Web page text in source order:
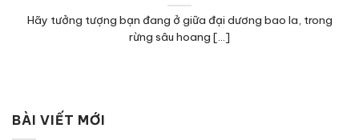
Hãy tưởng tượng bạn đang ở giữa đại dương bao la, trong
rừng sâu hoang [...]
BÀI VIẾT MỚI